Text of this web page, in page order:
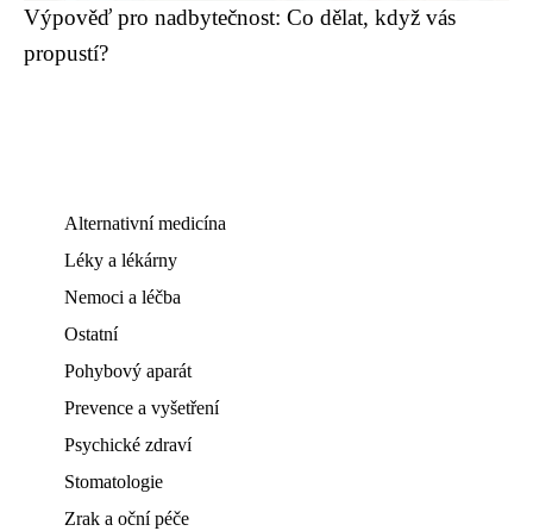
Výpověď pro nadbytečnost: Co dělat, když vás
propustí?
Alternativní medicína
Léky a lékárny
Nemoci a léčba
Ostatní
Pohybový aparát
Prevence a vyšetření
Psychické zdraví
Stomatologie
Zrak a oční péče